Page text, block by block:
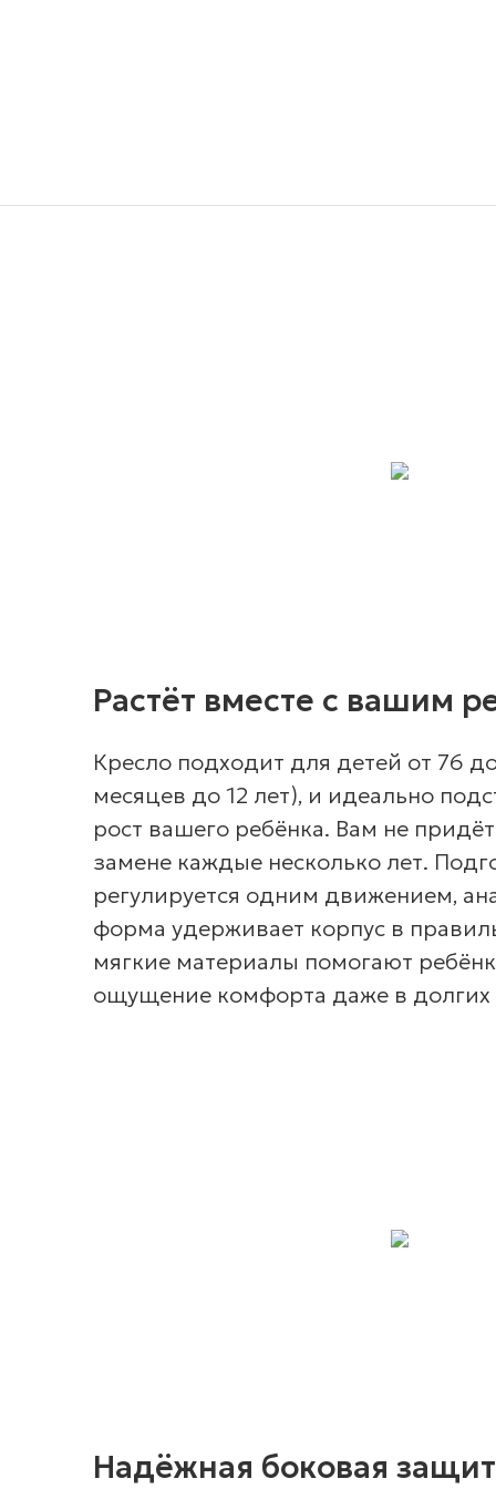
Растёт вместе с вашим
Кресло подходит для детей от 76
месяцев до 12 лет), и идеально
рост вашего ребёнка. Вам не
замене каждые несколько лет.
регулируется одним движением,
форма удерживает корпус в
мягкие материалы помогают
ощущение комфорта даже в долгих
Надёжная боковая